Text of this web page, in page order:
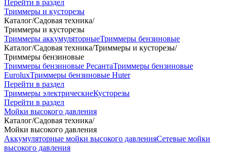
Перейти в раздел
Триммеры и кусторезы
Каталог/Садовая техника/
Триммеры и кусторезы
Триммеры аккумуляторныеТриммеры бензиновые
Каталог/Садовая техника/Триммеры и кусторезы/
Триммеры бензиновые
Триммеры бензиновые РесантаТриммеры бензиновые
EuroluxТриммеры бензиновые Huter
Перейти в раздел
Триммеры электрическиеКусторезы
Перейти в раздел
Мойки высокого давления
Каталог/Садовая техника/
Мойки высокого давления
Аккумуляторные мойки высокого давленияСетевые мойки
высокого давления